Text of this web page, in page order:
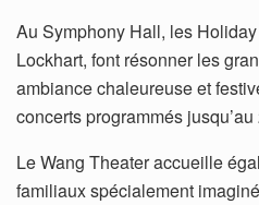
Au Symphony Hall, les
Lockhart, font résonner les
ambiance chaleureuse et
concerts programmés
Le Wang Theater accueille
familiaux spécialement